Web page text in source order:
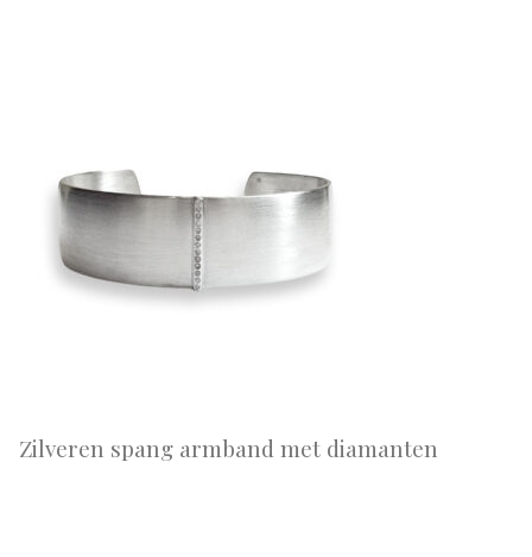
Zilveren spang armband met diamanten